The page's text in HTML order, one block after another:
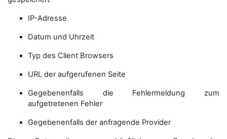
IP-Adresse
Datum und Uhrzeit
Typ des Client Browsers
URL der aufgerufenen Seite
Gegebenenfalls die Fehlermeldung zum
aufgetretenen Fehler
Gegebenenfalls der anfragende Provider